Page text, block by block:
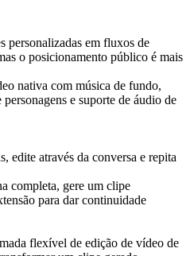
personalizadas em fluxos de
o posicionamento público é mais
nativa com música de fundo,
e suporte de áudio de
edite através da conversa e repita
completa, gere um clipe
para dar continuidade
flexível de edição de vídeo de